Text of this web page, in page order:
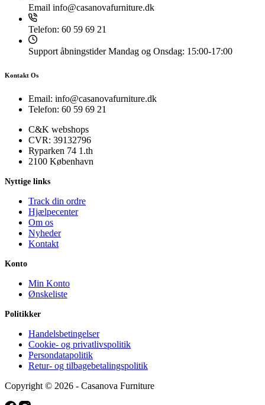
Email info@casanovafurniture.dk
Telefon: 60 59 69 21
Support åbningstiderMandag og Onsdag: 15:00-17:00
Kontakt Os
Email: info@casanovafurniture.dk
Telefon: 60 59 69 21
C&K webshops
CVR: 39132796
Ryparken 74 1.th
2100 København
Nyttige links
Track din ordre
Hjælpecenter
Om os
Nyheder
Kontakt
Konto
Min Konto
Ønskeliste
Politikker
Handelsbetingelser
Cookie- og privatlivspolitik
Persondatapolitik
Retur- og tilbagebetalingspolitik
Copyright © 2026 - Casanova Furniture